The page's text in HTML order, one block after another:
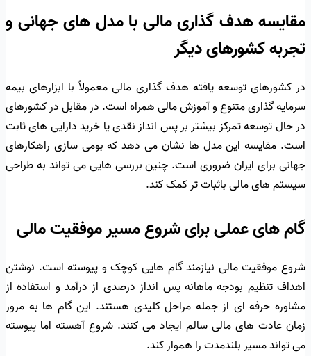
مقایسه هدف گذاری مالی با مدل های جهانی و
تجربه کشورهای دیگر
در کشورهای توسعه یافته هدف گذاری مالی معمولاً با ابزارهای بیمه
سرمایه گذاری متنوع و آموزش مالی همراه است. در مقابل در کشورهای
در حال توسعه تمرکز بیشتر بر پس انداز نقدی یا خرید دارایی های ثابت
است. مقایسه این مدل ها نشان می دهد که بومی سازی راهکارهای
جهانی برای ایران ضروری است. چنین بررسی هایی می تواند به طراحی
سیستم های مالی باثبات تر کمک کند.
گام های عملی برای شروع مسیر موفقیت مالی
شروع موفقیت مالی نیازمند گام هایی کوچک و پیوسته است. نوشتن
اهداف تنظیم بودجه ماهانه پس انداز درصدی از درآمد و استفاده از
مشاوره حرفه ای از جمله مراحل کلیدی هستند. این گام ها به مرور
زمان عادت های مالی سالم ایجاد می کنند. شروع آهسته اما پیوسته
می تواند مسیر بلندمدت را هموار کند.